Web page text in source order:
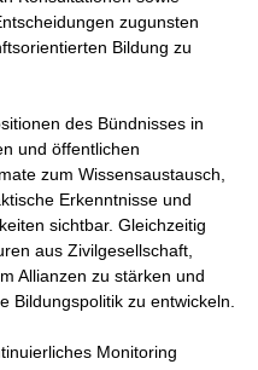
zugunsten
Bildung zu
des Bündnisses in
und öffentlichen
zum Wissensaustausch,
Erkenntnisse und
sichtbar. Gleichzeitig
aus Zivilgesellschaft,
Allianzen zu stärken und
Bildungspolitik zu entwickeln.
Monitoring